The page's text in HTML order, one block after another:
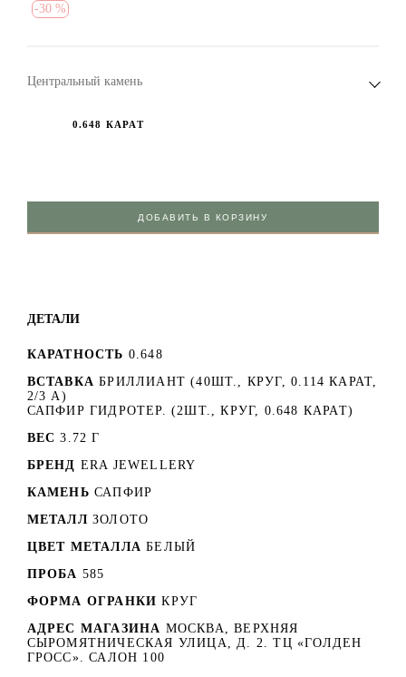
-30 %
Центральный камень
0.648 КАРАТ
ДОБАВИТЬ В КОРЗИНУ
ДЕТАЛИ
КАРАТНОСТЬ 0.648
ВСТАВКА БРИЛЛИАНТ (40ШТ., КРУГ, 0.114 КАРАТ,
2/3 А)
САПФИР ГИДРОТЕР. (2ШТ., КРУГ, 0.648 КАРАТ)
ВЕС 3.72 Г
БРЕНД ERA JEWELLERY
КАМЕНЬ САПФИР
МЕТАЛЛ ЗОЛОТО
ЦВЕТ МЕТАЛЛА БЕЛЫЙ
ПРОБА 585
ФОРМА ОГРАНКИ КРУГ
АДРЕС МАГАЗИНА МОСКВА, ВЕРХНЯЯ
СЫРОМЯТНИЧЕСКАЯ УЛИЦА, Д. 2. ТЦ «ГОЛДЕН
ГРОСС». САЛОН 100